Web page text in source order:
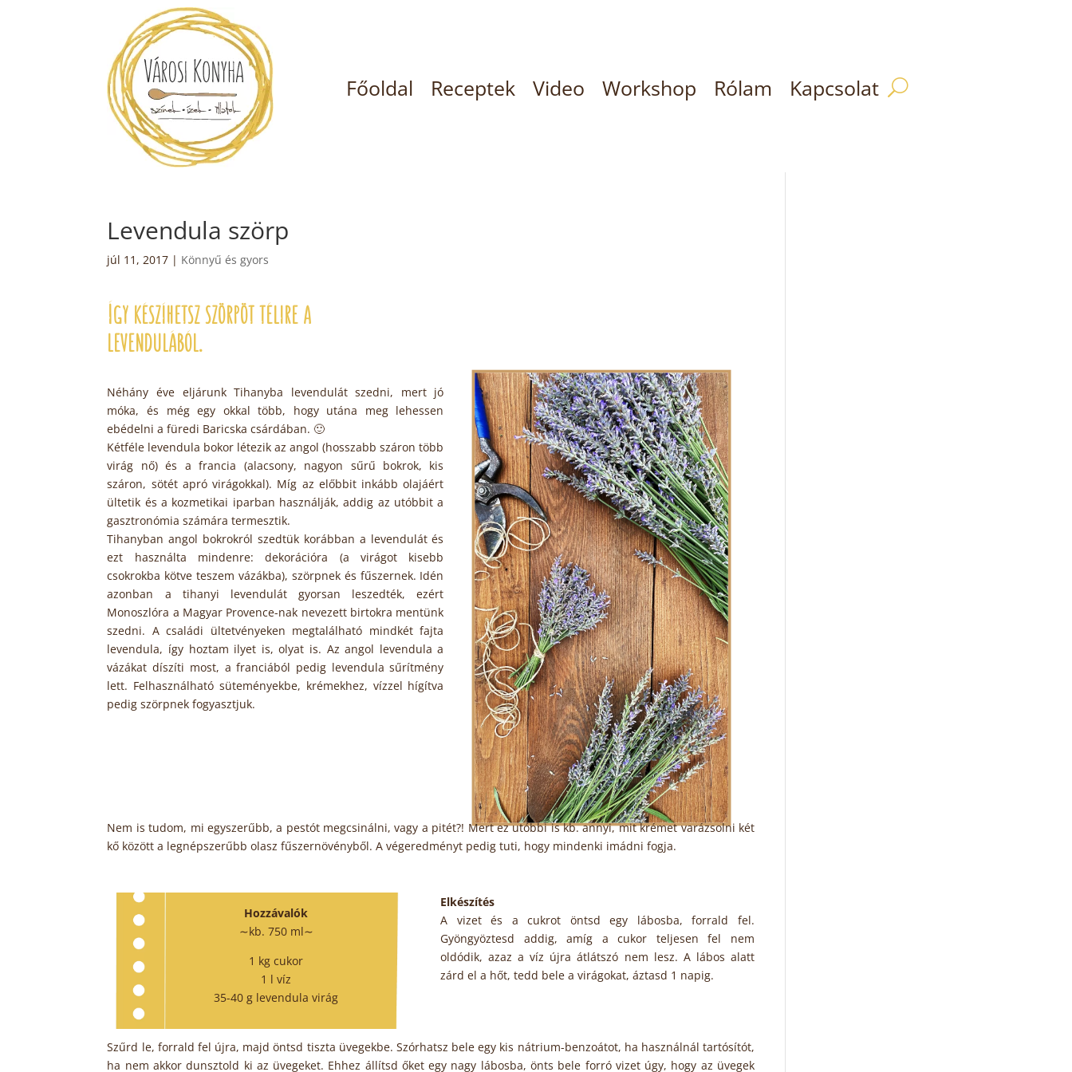
Főoldal Receptek Video Workshop Rólam Kapcsolat
Levendula szörp
júl 11, 2017 | Könnyű és gyors
Így készíhetsz szörpöt télire a
levendulából.
Néhány éve eljárunk Tihanyba levendulát szedni, mert jó
móka, és még egy okkal több, hogy utána meg lehessen
ebédelni a füredi Baricska csárdában. 🙂
Kétféle levendula bokor létezik az angol (hosszabb száron több
virág nő) és a francia (alacsony, nagyon sűrű bokrok, kis
száron, sötét apró virágokkal). Míg az előbbit inkább olajáért
ültetik és a kozmetikai iparban használják, addig az utóbbit a
gasztronómia számára termesztik.
Tihanyban angol bokrokról szedtük korábban a levendulát és
ezt használta mindenre: dekorációra (a virágot kisebb
csokrokba kötve teszem vázákba), szörpnek és fűszernek. Idén
azonban a tihanyi levendulát gyorsan leszedték, ezért
Monoszlóra a Magyar Provence-nak nevezett birtokra mentünk
szedni. A családi ültetvényeken megtalálható mindkét fajta
levendula, így hoztam ilyet is, olyat is. Az angol levendula a
vázákat díszíti most, a franciából pedig levendula sűrítmény
lett. Felhasználható süteményekbe, krémekhez, vízzel hígítva
pedig szörpnek fogyasztjuk.
Nem is tudom, mi egyszerűbb, a pestót megcsinálni, vagy a pitét?! Mert ez utóbbi is kb. annyi, mit krémet varázsolni két
kő között a legnépszerűbb olasz fűszernövényből. A végeredményt pedig tuti, hogy mindenki imádni fogja.
Hozzávalók
∼kb. 750 ml∼
1 kg cukor
1 l víz
35-40 g levendula virág
Elkészítés
A vizet és a cukrot öntsd egy lábosba, forrald fel.
Gyöngyöztesd addig, amíg a cukor teljesen fel nem
oldódik, azaz a víz újra átlátszó nem lesz. A lábos alatt
zárd el a hőt, tedd bele a virágokat, áztasd 1 napig.
Szűrd le, forrald fel újra, majd öntsd tiszta üvegekbe. Szórhatsz bele egy kis nátrium-benzoátot, ha használnál tartósítót,
ha nem akkor dunsztold ki az üvegeket. Ehhez állítsd őket egy nagy lábosba, önts bele forró vizet úgy, hogy az üvegek